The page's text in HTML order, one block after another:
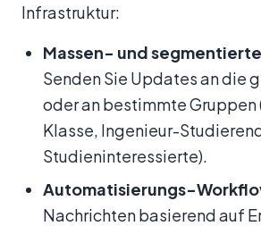
Infrastruktur:
Massen- und
Senden Sie Updates an die
oder an bestimmte Gruppen
Klasse, Ingenieur-
Studieninteressierte).
Automatisierungs-
Nachrichten basierend auf